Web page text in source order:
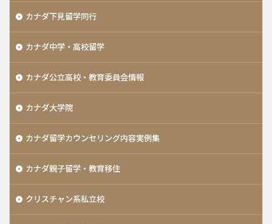
カナダ下見留学同行
カナダ中学・高校留学
カナダ公立高校・教育委員会情報
カナダ大学院
カナダ留学カウンセリング内容実例集
カナダ親子留学・教育移住
クリスチャン系私立校